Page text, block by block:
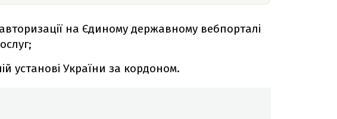
на Єдиному державному вебпорталі
установі України за кордоном.